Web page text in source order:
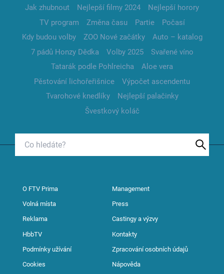
Jak zhubnout Nejlepší filmy 2024
Nejlepší horory
TV program
Změna času Partie
Počasí
Kdy budou volby
ZOO Nové začátky
Auto – katalog
7 pádů Honzy Dědka
Volby 2025
Svařené víno
Tatarák podle Pohlreicha
Aloe vera
Pěstování lichořeřišnice
Výpočet ascendentu
Tvarohové knedlíky
Nejlepší palačinky
Švestkový koláč
O FTV Prima Management
Volná místa Press
Reklama Castingy a výzvy
HbbTV Kontakty
Podmínky užívání Zpracování osobních údajů
Cookies Nápověda